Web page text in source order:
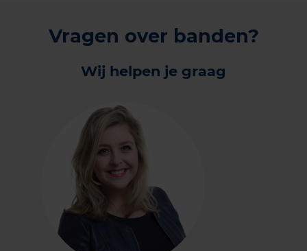
Vragen over banden?
Wij helpen je graag